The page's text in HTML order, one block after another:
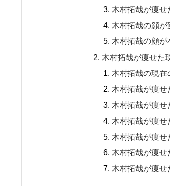
木村拓哉が痩
木村拓哉の顔が
木村拓哉の顔が
木村拓哉が痩せた
木村拓哉の現在
木村拓哉が痩せ
木村拓哉が痩
木村拓哉が痩せ
木村拓哉が痩せ
木村拓哉が痩
木村拓哉が痩せ